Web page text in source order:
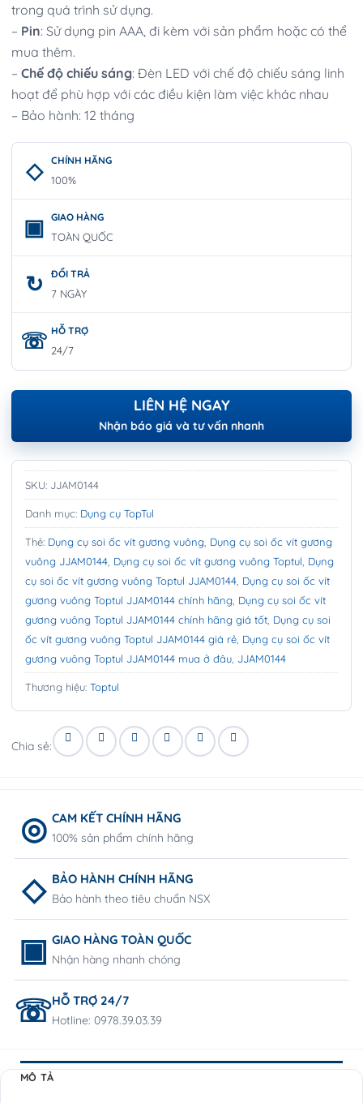
trong quá trình sử dụng.
– Pin: Sử dụng pin AAA, đi kèm với sản phẩm hoặc có thể
mua thêm.
– Chế độ chiếu sáng: Đèn LED với chế độ chiếu sáng linh
hoạt để phù hợp với các điều kiện làm việc khác nhau
– Bảo hành: 12 tháng
CHÍNH HÃNG
100%
GIAO HÀNG
TOÀN QUỐC
ĐỔI TRẢ
7 NGÀY
HỖ TRỢ
24/7
LIÊN HỆ NGAY
Nhận báo giá và tư vấn nhanh
SKU: JJAM0144
Danh mục: Dụng cụ TopTul
Thẻ: Dụng cụ soi ốc vít gương vuông Dụng cụ soi ốc vít gương
vuông JJAM0144 Dụng cụ soi ốc vít gương vuông Toptul Dụng
cụ soi ốc vít gương vuông Toptul JJAM0144 Dụng cụ soi ốc vít
gương vuông Toptul JJAM0144 chính hãng Dụng cụ soi ốc vít
gương vuông Toptul JJAM0144 chính hãng giá tốt Dụng cụ soi
ốc vít gương vuông Toptul JJAM0144 giá rẻ Dụng cụ soi ốc vít
gương vuông Toptul JJAM0144 mua ở đâu JJAM0144
Thương hiệu: Toptul
Chia sẻ:
CAM KẾT CHÍNH HÃNG
100% sản phẩm chính hãng
BẢO HÀNH CHÍNH HÃNG
Bảo hành theo tiêu chuẩn NSX
GIAO HÀNG TOÀN QUỐC
Nhận hàng nhanh chóng
HỖ TRỢ 24/7
Hotline: 0978.39.03.39
MÔ TẢ